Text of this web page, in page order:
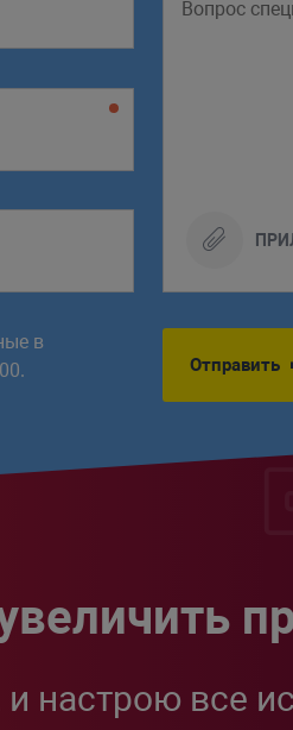
в
Отправить
настрою все